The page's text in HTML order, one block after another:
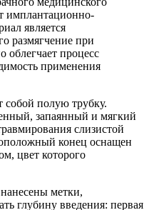
имплантационно-
является
размягчение при
облегчает процесс
применения
собой полую трубку.
запаянный и мягкий
слизистой
конец оснащен
цвет которого
метки,
глубину введения: первая